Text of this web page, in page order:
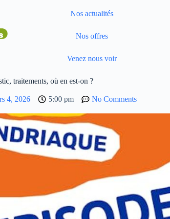
Nos actualités
Nos offres
Venez nous voir
traitements, où en est-on ?
4, 2026 5:00 pm No Comments